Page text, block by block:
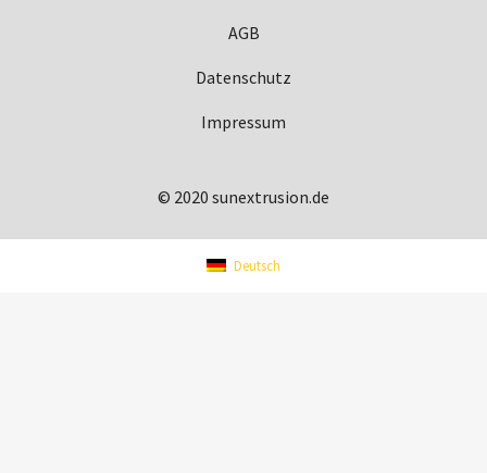
AGB
Datenschutz
Impressum
© 2020 sunextrusion.de
Deutsch